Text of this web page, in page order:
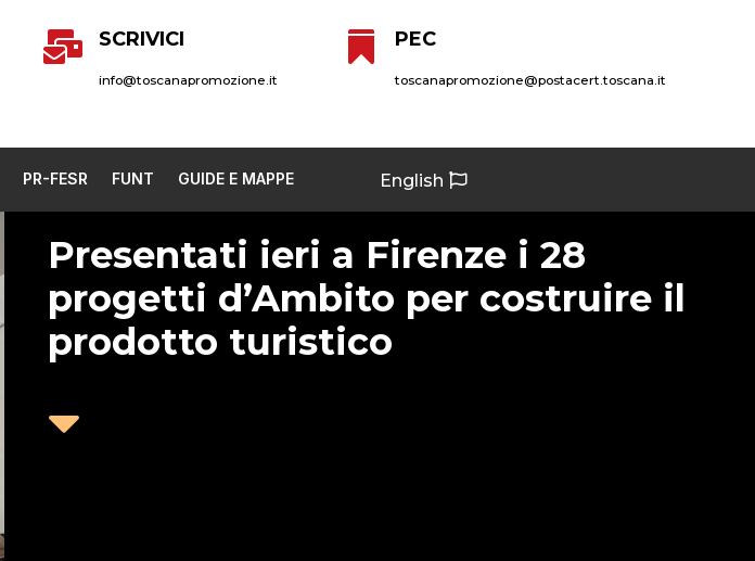
 SCRIVICI
info@toscanapromozione.it
 PEC
toscanapromozione@postacert.toscana.it
PR-FESR FUNT GUIDE E MAPPE English
Presentati ieri a Firenze i 28
progetti d’Ambito per costruire il
prodotto turistico
